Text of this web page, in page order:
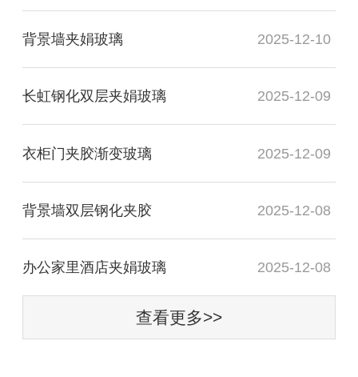
背景墙夹娟玻璃 2025-12-10
长虹钢化双层夹娟玻璃 2025-12-09
衣柜门夹胶渐变玻璃 2025-12-09
背景墙双层钢化夹胶 2025-12-08
办公家里酒店夹娟玻璃 2025-12-08
查看更多>>